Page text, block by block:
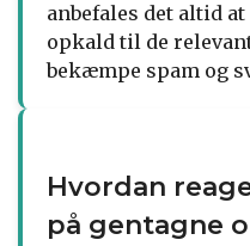
anbefales det altid
opkald til de
bekæmpe spam og
Hvordan
på gentagne